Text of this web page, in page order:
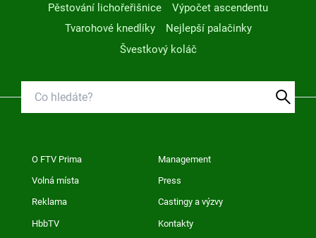
Pěstování lichořeřišnice
Výpočet ascendentu
Tvarohové knedlíky
Nejlepší palačinky
Švestkový koláč
O FTV Prima Management
Volná místa Press
Reklama Castingy a výzvy
HbbTV Kontakty